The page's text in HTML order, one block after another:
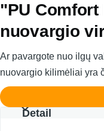
"PU
nuovargio
Ar pavargote nuo ilgų
nuovargio kilimėliai yra
Detail